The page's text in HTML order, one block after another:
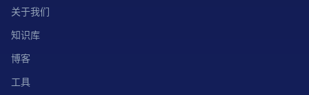
关于我们
知识库
博客
工具